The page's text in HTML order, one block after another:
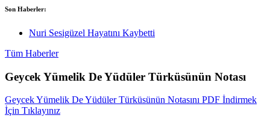
Son Haberler:
Nuri Sesigüzel Hayatını Kaybetti
Tüm Haberler
Geycek Yümelik De Yüdüler Türküsünün Notası
Geycek Yümelik De Yüdüler Türküsünün Notasını PDF İndirmek
İçin Tıklayınız